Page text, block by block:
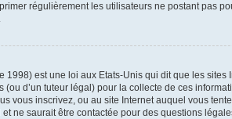
régulièrement les utilisateurs ne postant pas
1998) est une loi aux Etats-Unis qui dit que les
(ou d’un tuteur légal) pour la collecte de ces
vous inscrivez, ou au site Internet auquel vous
ne saurait être contactée pour des questions